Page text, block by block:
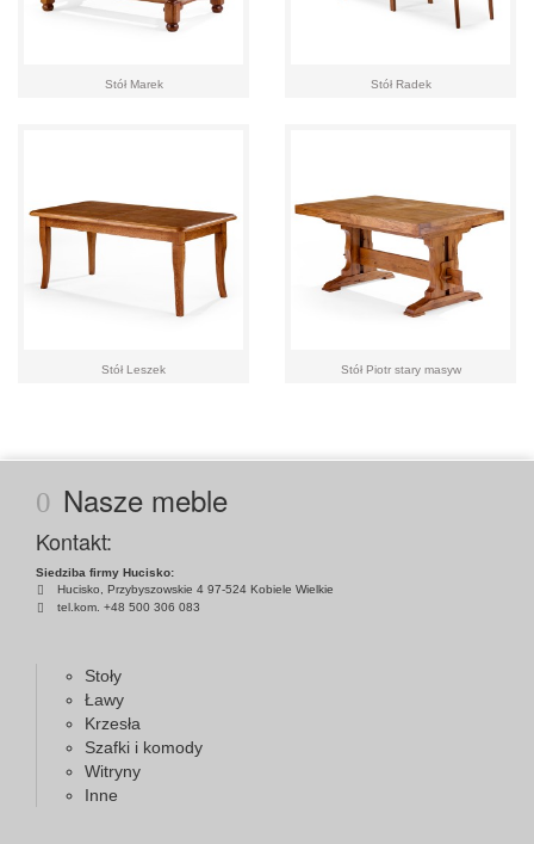
Stół Marek Stół Radek
Stół Leszek Stół Piotr stary masyw
Nasze meble
Kontakt:
Siedziba firmy Hucisko:
Hucisko, Przybyszowskie 4 97-524 Kobiele Wielkie
tel.kom. +48 500 306 083
Stoły
Ławy
Krzesła
Szafki i komody
Witryny
Inne